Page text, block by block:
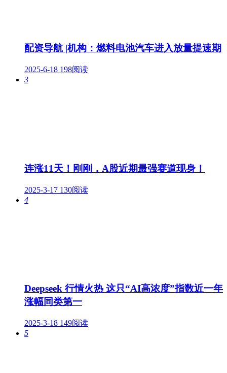
配资导航 |机构：燃料电池汽车进入放量提速期
2025-6-18 198阅读
3
连涨11天！刚刚，A股近期最强赛道现身！
2025-3-17 130阅读
4
Deepseek 行情火热 这只“AI高浓度”指数近一年
涨幅同类第一
2025-3-18 149阅读
5